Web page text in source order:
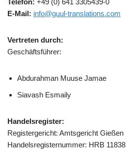
Telefon: +49 (0) 641 3305439-0
E-Mail: info@guul-translations.com
Vertreten durch:
Geschäftsführer:
Abdurahman Muuse Jamae
Siavash Esmaily
Handelsregister:
Registergericht: Amtsgericht Gießen
Handelsregisternummer: HRB 11838